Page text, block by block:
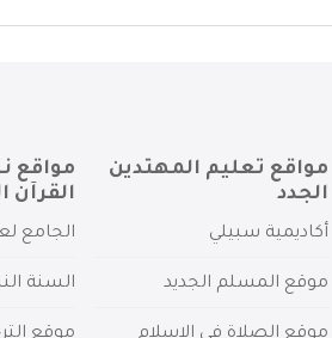
مواقع تعليم المهتدين
الجدد
أكاديمية سبيلي
موقع المسلم الجديد
مواقع
القرآن
الجامع
السنة